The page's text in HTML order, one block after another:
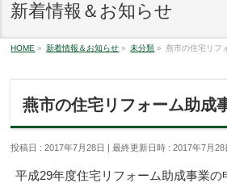
新着情報＆お知らせ
HOME » 新着情報＆お知らせ » 未分類 » 燕市の住宅リフ
燕市の住宅リフォーム助成
投稿日 : 2017年7月28日 最終更新日時 : 2017年7月28
平成29年度住宅リフォーム助成事業の